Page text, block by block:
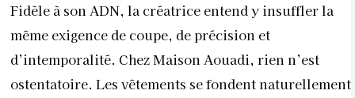
Fidèle à son ADN, la créatrice entend y insuffler la
même exigence de coupe, de précision et
d’intemporalité. Chez Maison Aouadi, rien n’est
ostentatoire. Les vêtements se fondent naturellement